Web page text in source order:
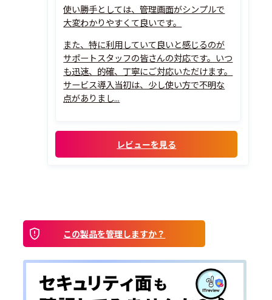
使い勝手としては、管理画面がシンプルで
大変わかりやすくて良いです。
また、特に利用していて良いと感じるのが
サポートスタッフの皆さんの対応です。いつ
も迅速、的確、丁寧にご対応いただけます。
サービス導入当初は、少し使い方で不明な
点がありまし...
レビューを見る
この製品を管理しますか？